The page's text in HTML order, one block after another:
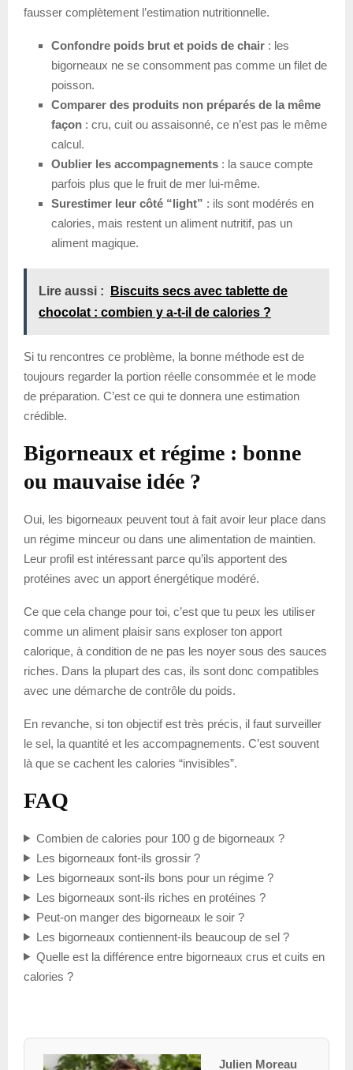
fausser complètement l’estimation nutritionnelle.
Confondre poids brut et poids de chair : les
bigorneaux ne se consomment pas comme un filet de
poisson.
Comparer des produits non préparés de la même
façon : cru, cuit ou assaisonné, ce n’est pas le même
calcul.
Oublier les accompagnements : la sauce compte
parfois plus que le fruit de mer lui-même.
Surestimer leur côté “light” : ils sont modérés en
calories, mais restent un aliment nutritif, pas un
aliment magique.
Lire aussi :
Biscuits secs avec tablette de
chocolat : combien y a-t-il de calories ?
Si tu rencontres ce problème, la bonne méthode est de
toujours regarder la portion réelle consommée et le mode
de préparation. C’est ce qui te donnera une estimation
crédible.
Bigorneaux et régime : bonne
ou mauvaise idée ?
Oui, les bigorneaux peuvent tout à fait avoir leur place dans
un régime minceur ou dans une alimentation de maintien.
Leur profil est intéressant parce qu’ils apportent des
protéines avec un apport énergétique modéré.
Ce que cela change pour toi, c’est que tu peux les utiliser
comme un aliment plaisir sans exploser ton apport
calorique, à condition de ne pas les noyer sous des sauces
riches. Dans la plupart des cas, ils sont donc compatibles
avec une démarche de contrôle du poids.
En revanche, si ton objectif est très précis, il faut surveiller
le sel, la quantité et les accompagnements. C’est souvent
là que se cachent les calories “invisibles”.
FAQ
Combien de calories pour 100 g de bigorneaux ?
Les bigorneaux font-ils grossir ?
Les bigorneaux sont-ils bons pour un régime ?
Les bigorneaux sont-ils riches en protéines ?
Peut-on manger des bigorneaux le soir ?
Les bigorneaux contiennent-ils beaucoup de sel ?
Quelle est la différence entre bigorneaux crus et cuits en
calories ?
Julien Moreau